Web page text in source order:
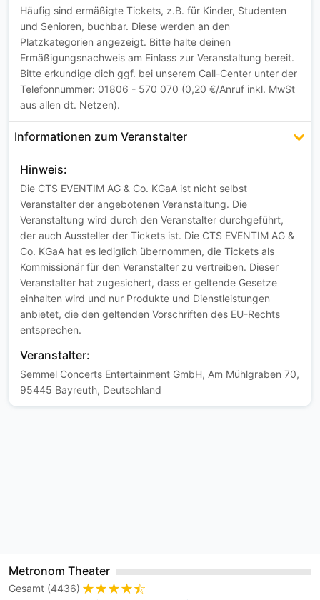
Häufig sind ermäßigte Tickets, z.B. für Kinder, Studenten
und Senioren, buchbar. Diese werden an den
Platzkategorien angezeigt. Bitte halte deinen
Ermäßigungsnachweis am Einlass zur Veranstaltung bereit.
Bitte erkundige dich ggf. bei unserem Call-Center unter der
Telefonnummer: 01806 - 570 070 (0,20 €/Anruf inkl. MwSt
aus allen dt. Netzen).
Informationen zum Veranstalter
Hinweis:
Die CTS EVENTIM AG & Co. KGaA ist nicht selbst
Veranstalter der angebotenen Veranstaltung. Die
Veranstaltung wird durch den Veranstalter durchgeführt,
der auch Aussteller der Tickets ist. Die CTS EVENTIM AG &
Co. KGaA hat es lediglich übernommen, die Tickets als
Kommissionär für den Veranstalter zu vertreiben. Dieser
Veranstalter hat zugesichert, dass er geltende Gesetze
einhalten wird und nur Produkte und Dienstleistungen
anbietet, die den geltenden Vorschriften des EU-Rechts
entsprechen.
Veranstalter:
Semmel Concerts Entertainment GmbH, Am Mühlgraben 70,
95445 Bayreuth, Deutschland
Metronom Theater
Gesamt (4436)